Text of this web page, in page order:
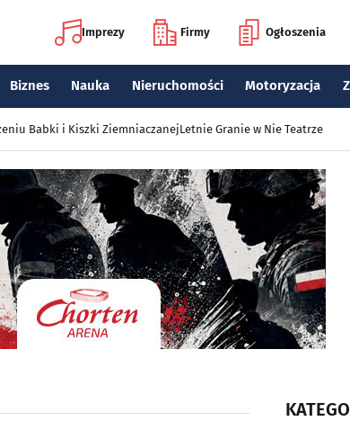
Imprezy Firmy Ogłoszenia
Biznes Nauka Nieruchomości Motoryzacja
Babki i Kiszki ZiemniaczanejLetnie Granie w Nie Teatrze